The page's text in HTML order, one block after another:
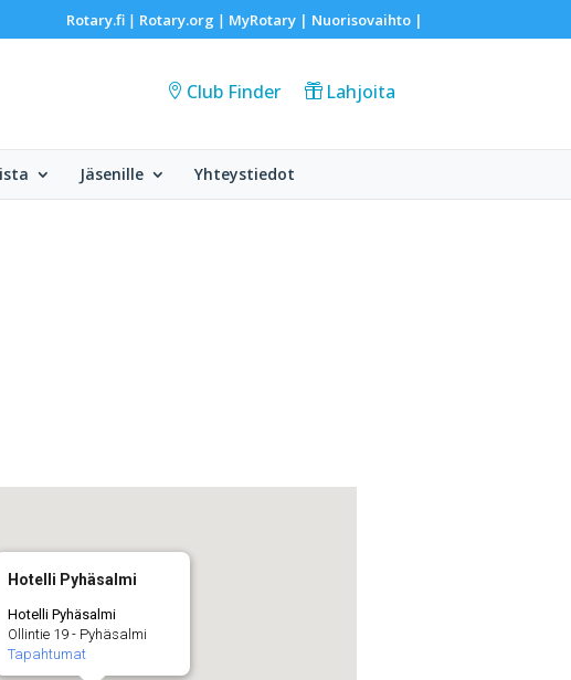
Rotary.fi| Rotary.org | MyRotary | Nuorisovaihto|
Club Finder Lahjoita
Jäsenille Yhteystiedot
Hotelli Pyhäsalmi
Hotelli Pyhäsalmi
Ollintie 19 - Pyhäsalmi
Tapahtumat